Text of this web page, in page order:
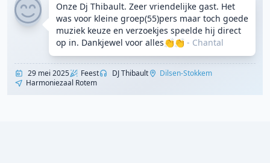
Onze Dj Thibault. Zeer vriendelijke gast. Het
was voor kleine groep(55)pers maar toch goede
muziek keuze en verzoekjes speelde hij direct
op in. Dankjewel voor alles👏👏 - Chantal
29 mei 2025 Feest DJ Thibault
Dilsen-Stokkem
Harmoniezaal Rotem